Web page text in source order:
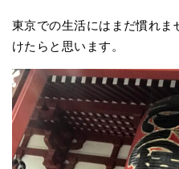
東京での生活にはまだ慣れま
けたらと思います。